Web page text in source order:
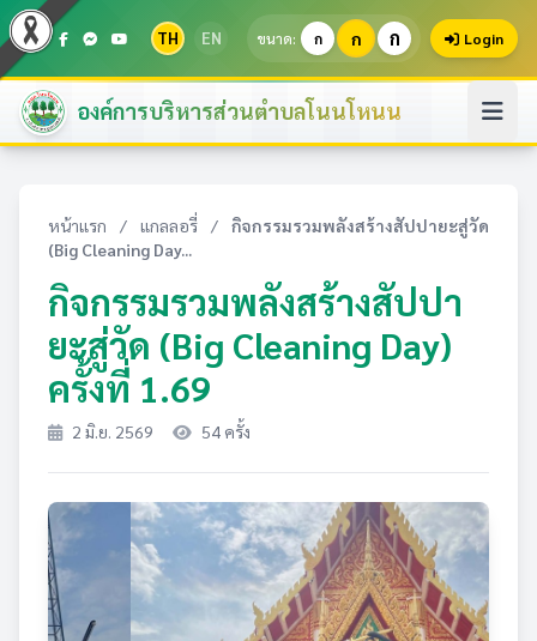
TH EN ขนาด: ก ก ก Login
องค์การบริหารส่วนตำบลโนนโหนน
หน้าแรก / แกลลอรี่ /
กิจกรรมรวมพลังสร้างสัปปายะสู่วัด
(Big Cleaning Day...
กิจกรรมรวมพลังสร้างสัปปา
ยะสู่วัด (Big Cleaning Day)
ครั้งที่ 1.69
2 มิ.ย. 2569 54 ครั้ง